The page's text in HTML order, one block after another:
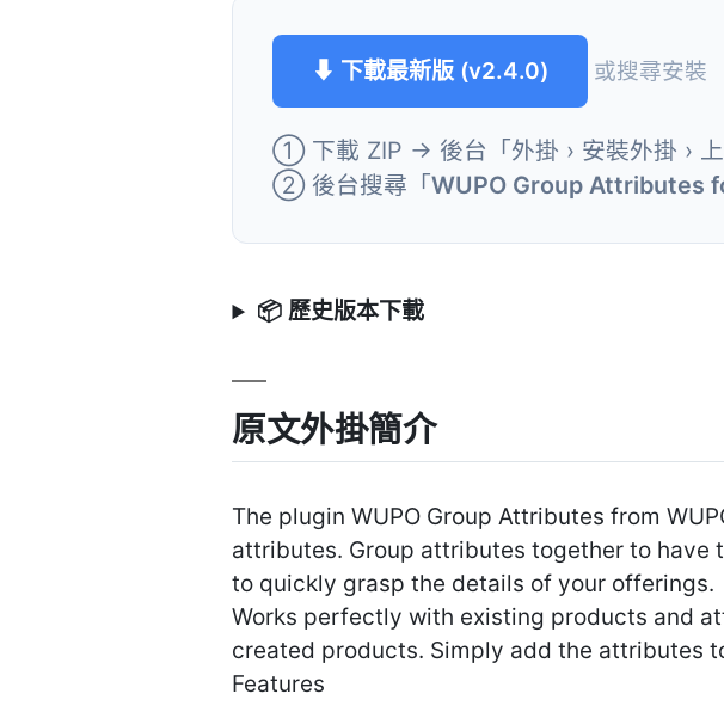
⬇ 下載最新版 (v2.4.0) 或搜尋安裝
① 下載 ZIP → 後台「外掛 › 安裝外掛 › 上
② 後台搜尋「WUPO Group Attributes
📦 歷史版本下載
原文外掛簡介
The plugin WUPO Group Attributes from
attributes. Group attributes together to have
to quickly grasp the details of your offerings.
Works perfectly with existing products and
created products. Simply add the attributes
Features